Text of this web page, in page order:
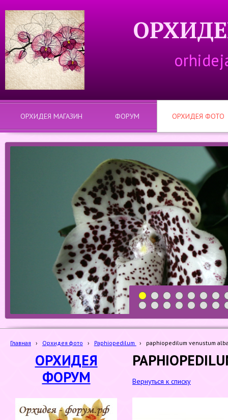
ОРХИДЕЯ МАГАЗИН ФОРУМ ОРХИДЕЯ ФОТО
1 2 3 4 5 6 7
8
19 20 21 22 23 24 25
Главная › Орхидея фото › Paphiopedilum › paphiopedilum venustum
ОРХИДЕЯ
ФОРУМ
Вернуться к списку